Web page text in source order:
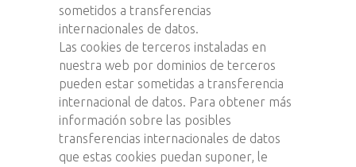
sometidos a transferencias
internacionales de datos.
Las cookies de terceros instaladas en
nuestra web por dominios de terceros
pueden estar sometidas a transferencia
internacional de datos. Para obtener más
información sobre las posibles
transferencias internacionales de datos
que estas cookies puedan suponer, le